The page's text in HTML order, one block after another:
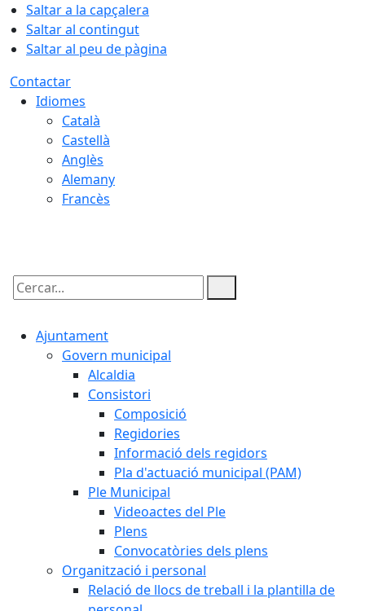
Saltar a la capçalera
Saltar al contingut
Saltar al peu de pàgina
Contactar
Idiomes
Català
Castellà
Anglès
Alemany
Francès
Cercar:
Ajuntament
Govern municipal
Alcaldia
Consistori
Composició
Regidories
Informació dels regidors
Pla d'actuació municipal (PAM)
Ple Municipal
Videoactes del Ple
Plens
Convocatòries dels plens
Organització i personal
Relació de llocs de treball i la plantilla de